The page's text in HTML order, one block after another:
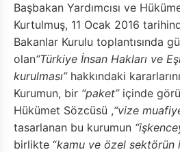
Başbakan Yardımcısı ve
Kurtulmuş, 11 Ocak 2016
Bakanlar Kurulu toplantısında
olan“Türkiye İnsan Hakları ve
kurulması”hakkındaki
Kurumun, bir “paket”içinde
Hükümet Sözcüsü ,“vize
tasarlanan bu kurumun
birlikte “kamu ve özel sektörün